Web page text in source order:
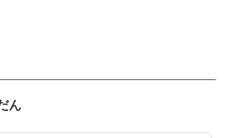
ん